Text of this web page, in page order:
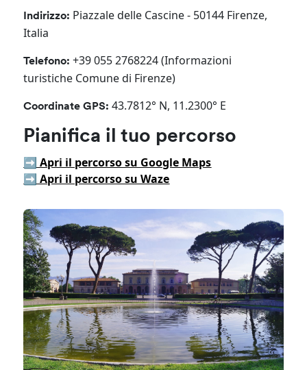
Indirizzo: Piazzale delle Cascine - 50144 Firenze,
Italia
Telefono: +39 055 2768224 (Informazioni
turistiche Comune di Firenze)
Coordinate GPS: 43.7812° N, 11.2300° E
Pianifica il tuo percorso
➡️ Apri il percorso su Google Maps
➡️ Apri il percorso su Waze